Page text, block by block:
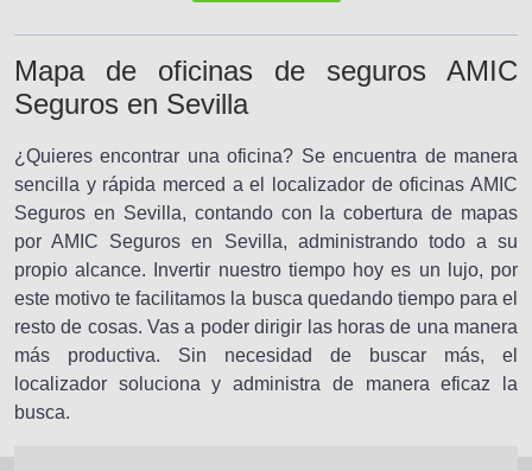
Mapa de oficinas de seguros AMIC
Seguros en Sevilla
¿Quieres encontrar una oficina? Se encuentra de manera
sencilla y rápida merced a el localizador de oficinas AMIC
Seguros en Sevilla, contando con la cobertura de mapas
por AMIC Seguros en Sevilla, administrando todo a su
propio alcance. Invertir nuestro tiempo hoy es un lujo, por
este motivo te facilitamos la busca quedando tiempo para el
resto de cosas. Vas a poder dirigir las horas de una manera
más productiva. Sin necesidad de buscar más, el
localizador soluciona y administra de manera eficaz la
busca.